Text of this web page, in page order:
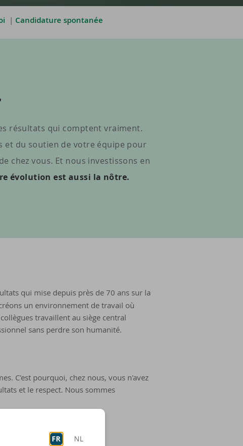
FR NL
| Candidature spontanée
résultats qui comptent vraiment.
et du soutien de votre équipe pour
chez vous. Et nous investissons en
évolution est aussi la nôtre.
qui mise depuis près de 70 ans sur la
un environnement de travail où
travaillent au siège central
sans perdre son humanité.
C'est pourquoi, chez nous, vous n'avez
et le respect. Nous sommes
: